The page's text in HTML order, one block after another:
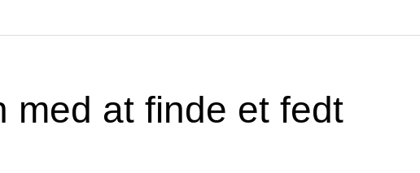
med at finde et fedt